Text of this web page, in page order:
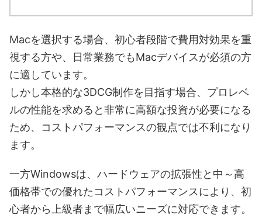
Macを選択する場合、初心者段階で費用対効果を重
視する方や、日常業務でもMacデバイスが必須の方
に適しています。
しかし本格的な3DCG制作を目指す場合、プロレベ
ルの性能を求めると非常に高額な投資が必要になる
ため、コストパフォーマンスの観点では不利になり
ます。
一方Windowsは、ハードウェアの拡張性と中～高
価格帯での優れたコストパフォーマンスにより、初
心者から上級者まで幅広いニーズに対応できます。